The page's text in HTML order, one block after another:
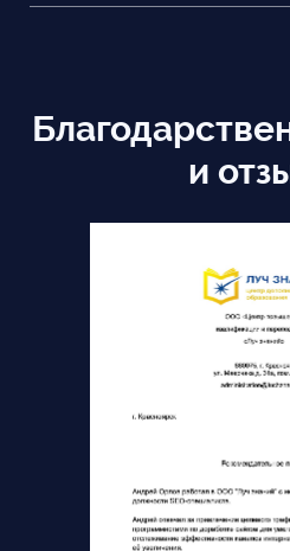
и